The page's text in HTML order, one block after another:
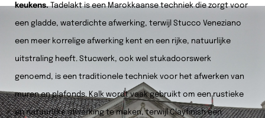
keukens.Tadelakt is een Marokkaanse techniek die zorgt voor
een gladde, waterdichte afwerking, terwijl Stucco Veneziano
een meer korrelige afwerking kent en een rijke, natuurlijke
uitstraling heeft. Stucwerk, ook wel stukadoorswerk
genoemd, is een traditionele techniek voor het afwerken van
muren en plafonds. Kalk wordt vaak gebruikt om een rustieke
en natuurlijke afwerking te maken, terwijl Clayfinish een